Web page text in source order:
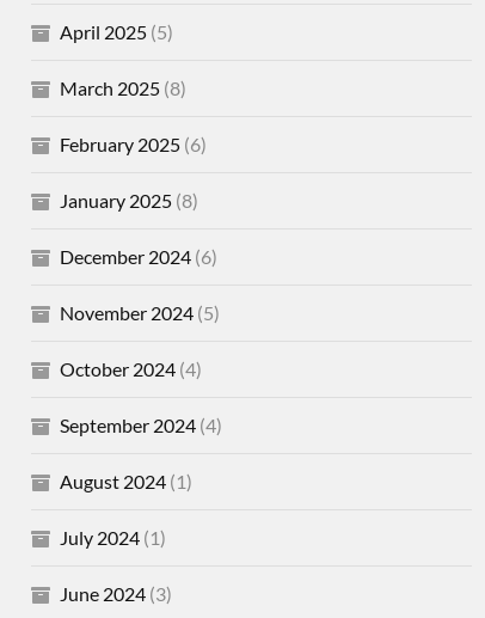
April 2025(5)
March 2025(8)
February 2025(6)
January 2025(8)
December 2024(6)
November 2024(5)
October 2024(4)
September 2024(4)
August 2024(1)
July 2024(1)
June 2024(3)